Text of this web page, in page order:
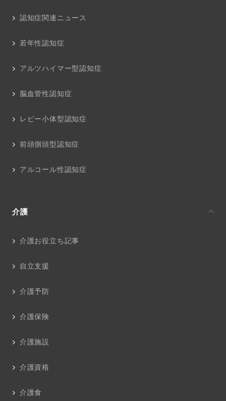
認知症関連ニュース
若年性認知症
アルツハイマー型認知症
脳血管性認知症
レビー小体型認知症
前頭側頭型認知症
アルコール性認知症
介護
介護お役立ち記事
自立支援
介護予防
介護保険
介護施設
介護資格
介護食